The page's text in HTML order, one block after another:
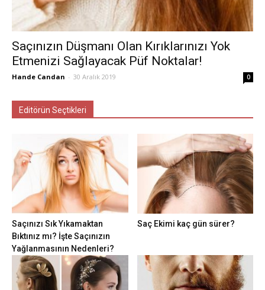
Saçınızın Düşmanı Olan Kırıklarınızı Yok
Etmenizi Sağlayacak Püf Noktalar!
Hande Candan - 30 Aralık 2019 0
Editörün Seçtikleri
Saçınızı Sık Yıkamaktan
Bıktınız mı? İşte Saçınızın
Yağlanmasının Nedenleri?
Saç Ekimi kaç gün sürer?